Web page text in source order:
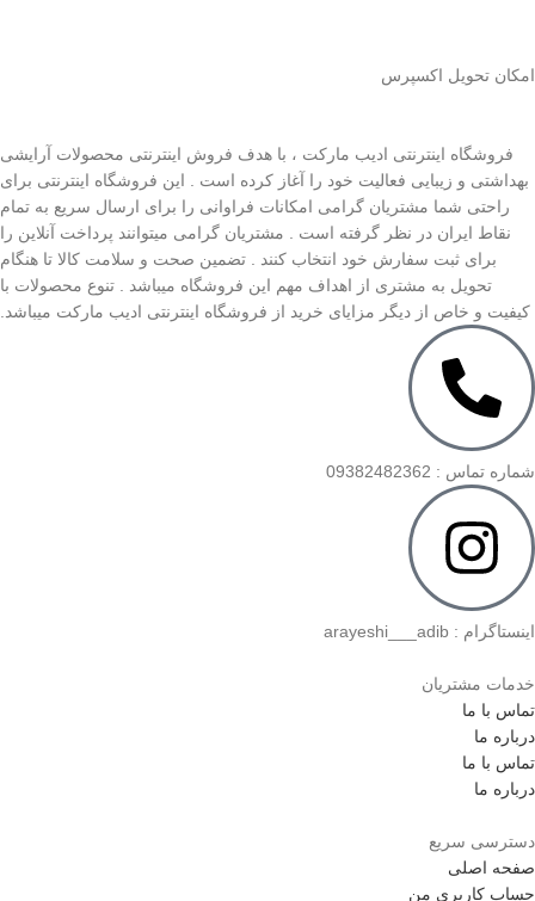
اﻣﮑﺎن ﺗﺤﻮﯾﻞ اﮐﺴﭙﺮس
فروشگاه اینترنتی ادیب مارکت ، با هدف فروش اینترنتی محصولات آرایشی
بهداشتی و زیبایی فعالیت خود را آغاز کرده است . این فروشگاه اینترنتی برای
راحتی شما مشتریان گرامی امکانات فراوانی را برای ارسال سریع به تمام
نقاط ایران در نظر گرفته است . مشتریان گرامی میتوانند پرداخت آنلاین را
برای ثبت سفارش خود انتخاب کنند . تضمین صحت و سلامت کالا تا هنگام
تحویل به مشتری از اهداف مهم این فروشگاه میباشد . تنوع محصولات با
کیفیت و خاص از دیگر مزایای خرید از فروشگاه اینترنتی ادیب مارکت میباشد.
شماره تماس : 09382482362
اینستاگرام : arayeshi___adib
خدمات مشتریان
تماس با ما
درباره ما
تماس با ما
درباره ما
دسترسی سریع
صفحه اصلی
حساب کاربری من